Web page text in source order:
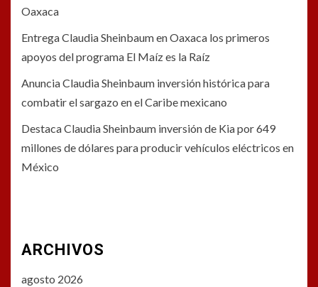
Oaxaca
Entrega Claudia Sheinbaum en Oaxaca los primeros
apoyos del programa El Maíz es la Raíz
Anuncia Claudia Sheinbaum inversión histórica para
combatir el sargazo en el Caribe mexicano
Destaca Claudia Sheinbaum inversión de Kia por 649
millones de dólares para producir vehículos eléctricos en
México
ARCHIVOS
agosto 2026